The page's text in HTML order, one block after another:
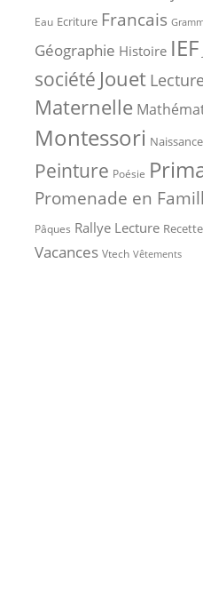
Eau Ecriture Francais
Géographie Histoire IEF
société Jouet Lecture
Maternelle
Montessori Naissance
Peinture Poésie
Promenade en
Pâques Rallye Lecture
Vacances Vtech Vêtements